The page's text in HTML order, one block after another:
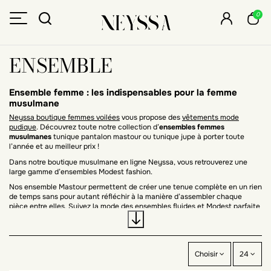
0
ENSEMBLE
Ensemble femme : les indispensables pour la femme
musulmane
Neyssa boutique femmes voiléesvous propose desvêtements mode
pudique. Découvrez toute notre collection d’ensembles femmes
musulmanestunique pantalon mastour ou tunique jupe à porter toute
l’année et au meilleur prix !
Dans notre boutique musulmane en ligne Neyssa, vous retrouverez une
large gamme d’ensembles Modest fashion.
Nos ensemble Mastour permettent de créer une tenue complète en un rien
de temps sans pour autant réfléchir à la manière d’assembler chaque
pièce entre elles. Suivez la mode des ensembles fluides et Modest parfaite
nos ensembles hijab ont un retombé ultra chic et élégant.
Si vous recherchez la facilité tout en ayant une tenue stylée, les
ensembles femmes Modest fashion sont faits pour vous !
Prêt-à-porter femme musulmane : ensemble deux pièces
Choisir 24